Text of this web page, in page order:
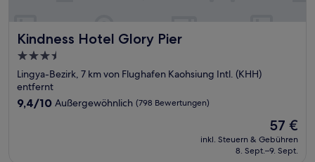
Kindness Hotel Glory Pier
Kindness Hotel Glory Pier
3.5-
Sterne-
Unterkunft
Lingya-Bezirk, 7 km von Flughafen Kaohsiung Intl. (KHH)
entfernt
9.4
9,4/10 Außergewöhnlich (798 Bewertungen)
Der
Preis
beträgt
57 €
inkl. Steuern & Gebühren
8. Sept.–9. Sept.